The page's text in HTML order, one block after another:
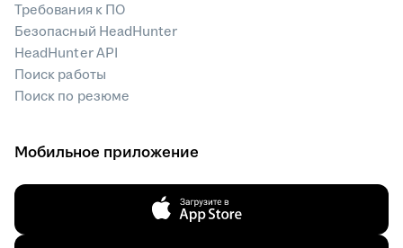
Требования к ПО
Безопасный HeadHunter
HeadHunter API
Поиск работы
Поиск по резюме
Мобильное приложение